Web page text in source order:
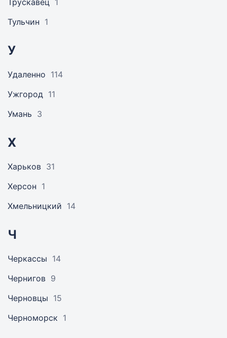
Трускавец 1
Тульчин 1
У
Удаленно 114
Ужгород 11
Умань 3
Х
Харьков 31
Херсон 1
Хмельницкий 14
Ч
Черкассы 14
Чернигов 9
Черновцы 15
Черноморск 1